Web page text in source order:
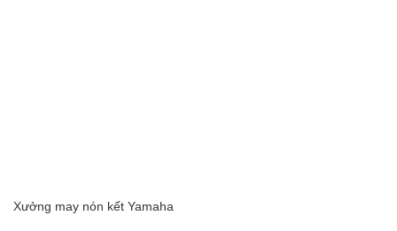
Xưởng may nón kết Yamaha